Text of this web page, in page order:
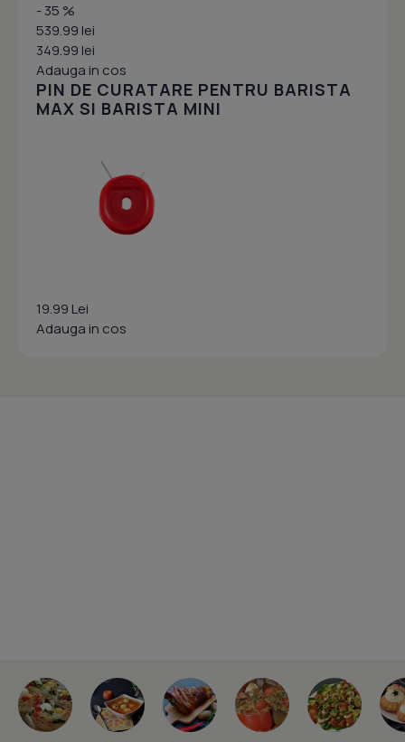
- 35 %
539.99 lei
349.99 lei
Adauga in cos
PIN DE CURATARE PENTRU BARISTA
MAX SI BARISTA MINI
19.99 Lei
Adauga in cos